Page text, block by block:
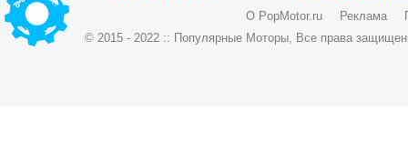
О PopMotor.ru Реклама
© 2015 - 2022 :: Популярные Моторы, Все права